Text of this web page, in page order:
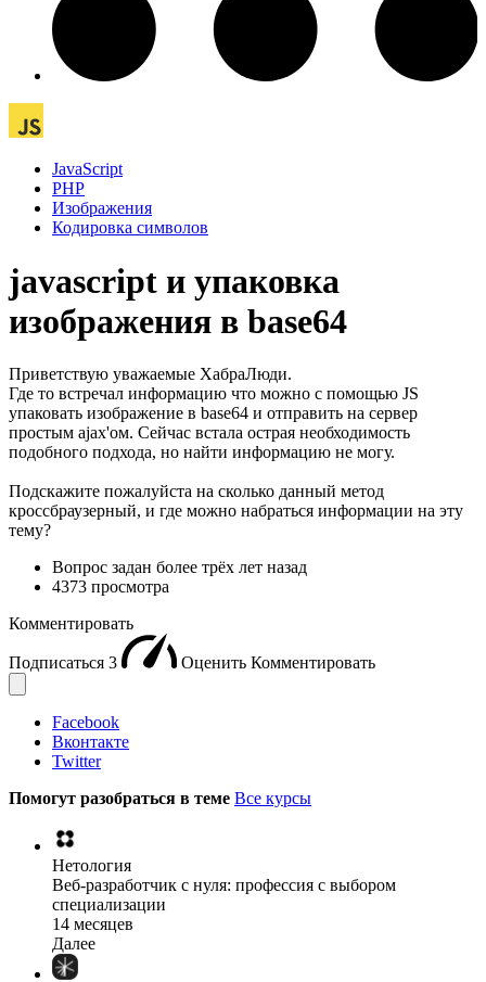
JavaScript
PHP
Изображения
Кодировка символов
javascript и упаковка
изображения в base64
Приветствую уважаемые ХабраЛюди.
Где то встречал информацию что можно с помощью JS
упаковать изображение в base64 и отправить на сервер
простым ajax'ом. Сейчас встала острая необходимость
подобного подхода, но найти информацию не могу.
Подскажите пожалуйста на сколько данный метод
кроссбраузерный, и где можно набраться информации на эту
тему?
Вопрос задан более трёх лет назад
4373 просмотра
Комментировать
Подписаться 3 Оценить Комментировать
Facebook
Вконтакте
Twitter
Помогут разобраться в теме Все курсы
Нетология
Веб-разработчик с нуля: профессия с выбором
специализации
14 месяцев
Далее